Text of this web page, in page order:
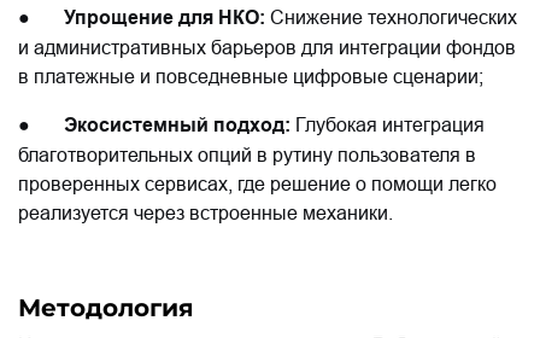
● Упрощение для НКО: Снижение технологических
и административных барьеров для интеграции фондов
в платежные и повседневные цифровые сценарии;
● Экосистемный подход: Глубокая интеграция
благотворительных опций в рутину пользователя в
проверенных сервисах, где решение о помощи легко
реализуется через встроенные механики.
Методология